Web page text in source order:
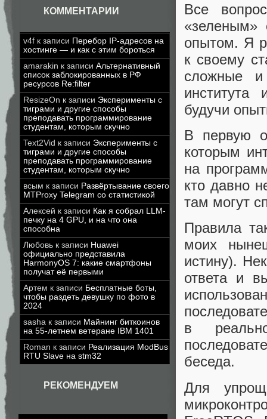
КОММЕНТАРИИ
v4f к записи Перебор IP-адресов на
хостинге — и как с этим бороться
amarakin к записи Альтернативный
список заблокированных в РФ
ресурсов Re:filter
ResizeOn к записи Эксперименты с
тиграми и другие способы
преподавать программирование
студентам, которым скучно
Text2Vid к записи Эксперименты с
тиграми и другие способы
преподавать программирование
студентам, которым скучно
всым к записи Развёртывание своего
MTProxy Telegram со статистикой
Алексей к записи Как я собрал LLM-
печку на 4 GPU, и на что она
способна
Любовь к записи Huawei
официально представила
HarmonyOS 7: какие смартфоны
получат её первыми
Артем к записи Бесплатные боты,
чтобы раздеть девушку по фото в
2024
sasha к записи Майнинг биткоинов
на 55-летнем ветеране IBM 1401
Roman к записи Реализация ModBus
RTU Slave на stm32
РЕКОМЕНДУЕМ
Все
«зеленым»
опытом. Я
к своему
сложные и
института
будучи
В первую
которым
на
кто давно
там могут
Правила
моих
истину).
ответа и
в
беседа.
Для